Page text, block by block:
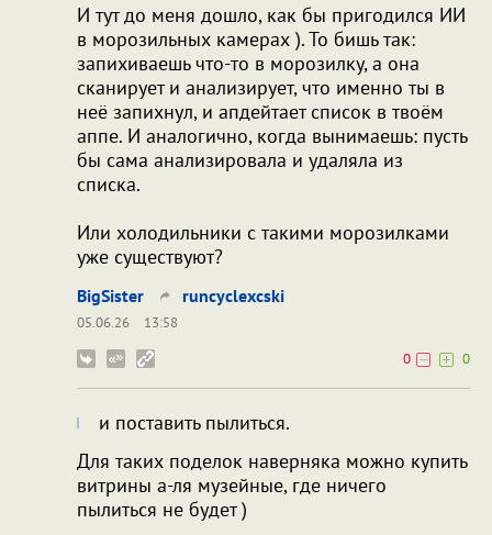
И тут до меня дошло, как бы пригодился ИИ
в морозильных камерах ). То бишь так:
запихиваешь что-то в морозилку, а она
сканирует и анализирует, что именно ты в
неё запихнул, и апдейтает список в твоём
аппе. И аналогично, когда вынимаешь: пусть
бы сама анализировала и удаляла из
списка.
Или холодильники с такими морозилками
уже существуют?
BigSister runcyclexcski
05.06.26
13:58
0
0
и поставить пылиться.
Для таких поделок наверняка можно купить
витрины а-ля музейные, где ничего
пылиться не будет )